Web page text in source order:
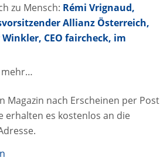
zu Mensch: Rémi Vrignaud,
Allianz Österreich,
CEO faircheck, im
mehr…
Magazin nach Erscheinen per Post
erhalten es kostenlos an die